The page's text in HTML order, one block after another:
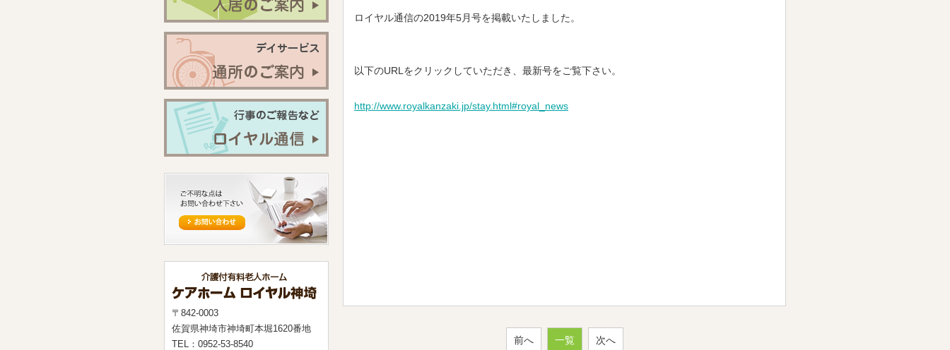
ロイヤル通信の2019年5月号を掲載いたしました。
以下のURLをクリックしていただき、最新号をご覧下さい。
http://www.royalkanzaki.jp/stay.html#royal_news
前へ 一覧 次へ
〒842-0003
佐賀県神埼市神埼町本堀1620番地
TEL：0952-53-8540